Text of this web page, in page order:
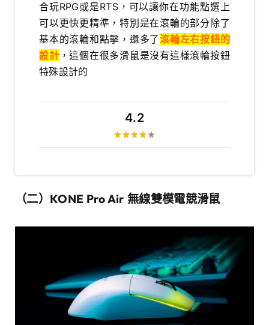
合玩RPG或是RTS，可以讓你在功能點選上
可以更快更精準，特別是在滾輪的部分除了
基本的滾輪和點擊，還多了滾輪左右按鈕的
設計 ，這個在很多滑鼠是沒有這樣滾輪按鈕
特殊設計的
4.2
（二）KONE Pro Air 無線雙模電競滑鼠